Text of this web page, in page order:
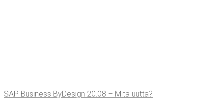
SAP Busi­ness ByDe­sign 20.08 – Mitä uutta?